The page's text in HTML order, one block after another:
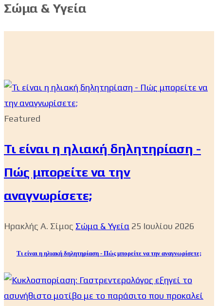
Σώμα & Υγεία
Featured
Τι είναι η ηλιακή δηλητηρίαση -
Πώς μπορείτε να την
αναγνωρίσετε;
Ηρακλής Α. Σίμος Σώμα & Υγεία 25 Ιουλίου 2026
Τι είναι η ηλιακή δηλητηρίαση - Πώς μπορείτε να την αναγνωρίσετε;